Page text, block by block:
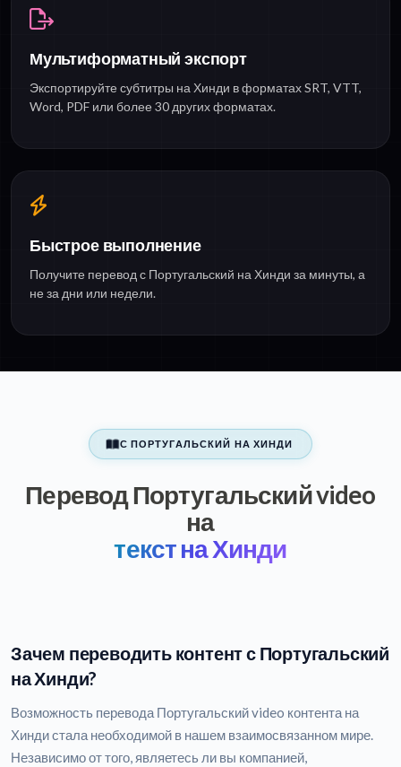
Мультиформатный экспорт
Экспортируйте субтитры на Хинди в форматах SRT, VTT,
Word, PDF или более 30 других форматах.
Быстрое выполнение
Получите перевод с Португальский на Хинди за минуты, а
не за дни или недели.
С ПОРТУГАЛЬСКИЙ НА ХИНДИ
Перевод Португальский video
на
текст на Хинди
Зачем переводить контент с Португальский
на Хинди?
Возможность перевода Португальский video контента на
Хинди стала необходимой в нашем взаимосвязанном мире.
Независимо от того, являетесь ли вы компанией,